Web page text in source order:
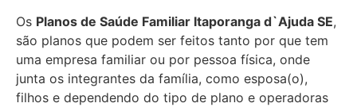
Os Planos de Saúde Familiar Itaporanga d`Ajuda SE,
são planos que podem ser feitos tanto por que tem
uma empresa familiar ou por pessoa física, onde
junta os integrantes da família, como esposa(o),
filhos e dependendo do tipo de plano e operadoras